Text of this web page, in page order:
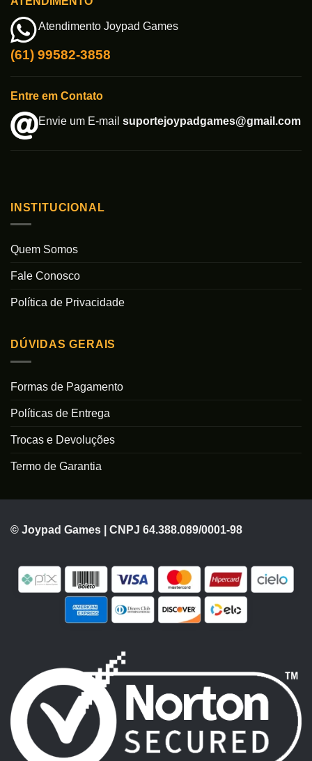
Atendimento Joypad Games
(61) 99582-3858
Entre em Contato
Envie um E-mail suportejoypadgames@gmail.com
INSTITUCIONAL
Quem Somos
Fale Conosco
Política de Privacidade
DÚVIDAS GERAIS
Formas de Pagamento
Políticas de Entrega
Trocas e Devoluções
Termo de Garantia
© Joypad Games | CNPJ 64.388.089/0001-98